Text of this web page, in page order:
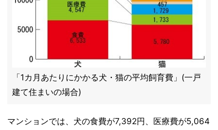
「1カ月あたりにかかる犬・猫の平均飼育費」(一戸
建て住まいの場合)
マンションでは、犬の食費が7,392円、医療費が5,064